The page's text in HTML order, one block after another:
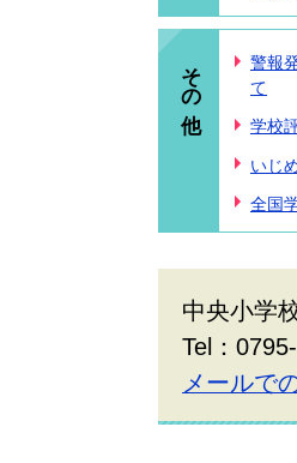
その他
警報
て
学校
いじ
全国
中央小学
Tel：
メールで